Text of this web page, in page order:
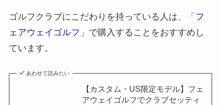
ゴルフクラブにこだわりを持っている人は、「 フ
ェアウェイゴルフ 」で購入することをおすすめし
ています。
あわせて読みたい
【カスタム・US限定モデル】フェ
アウェイゴルフでクラブセッティ